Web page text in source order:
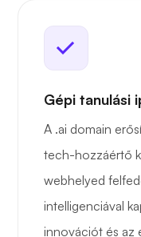
Gépi tanulási
A .ai domain
tech-hozzáértő
webhelyed
intelligenciával
innovációt és az